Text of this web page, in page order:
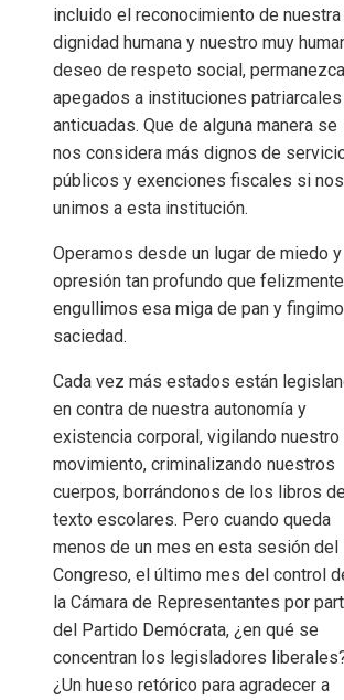
incluido el reconocimiento de nuestra
dignidad humana y nuestro muy
deseo de respeto social,
apegados a instituciones patriarcales
anticuadas. Que de alguna manera se
nos considera más dignos de
públicos y exenciones fiscales si nos
unimos a esta institución.
Operamos desde un lugar de miedo y
opresión tan profundo que felizmente
engullimos esa miga de pan y
saciedad.
Cada vez más estados están
en contra de nuestra autonomía y
existencia corporal, vigilando nuestro
movimiento, criminalizando nuestros
cuerpos, borrándonos de los libros de
texto escolares. Pero cuando queda
menos de un mes en esta sesión del
Congreso, el último mes del control
la Cámara de Representantes por
del Partido Demócrata, ¿en qué se
concentran los legisladores
¿Un hueso retórico para agradecer a